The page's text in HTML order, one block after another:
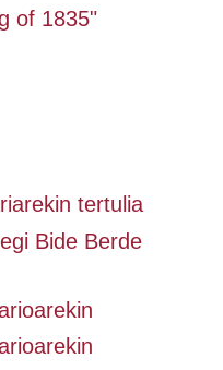
of 1835"
tertulia
Bide Berde